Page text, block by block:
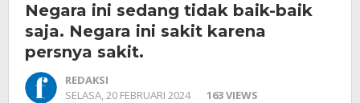
tidak
baik-
baik
saja.
ini
Negara ini sedang tidak baik-baik
saja. Negara ini sakit karena
persnya sakit.
REDAKSI
SELASA, 20 FEBRUARI 2024
OLEH
163 VIEWS